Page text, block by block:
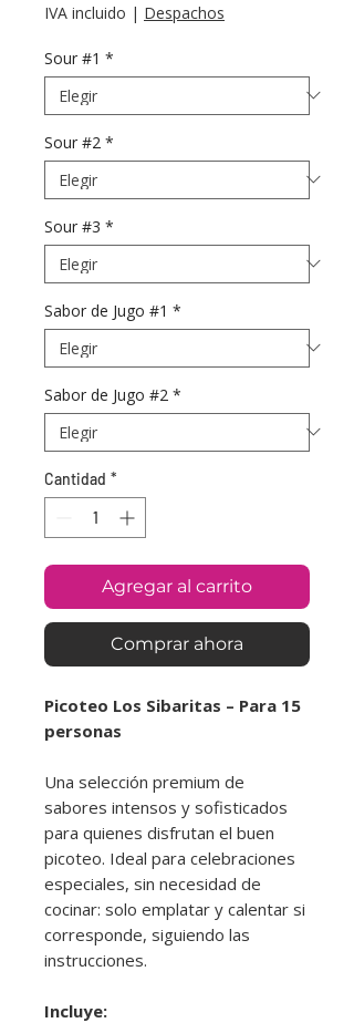
IVA incluido | Despachos
Sour #1 *
Sour #2 *
Sour #3 *
Sabor de Jugo #1 *
Sabor de Jugo #2 *
Cantidad *
Agregar al carrito
Comprar ahora
Picoteo Los Sibaritas – Para 15
personas
Una selección premium de
sabores intensos y sofisticados
para quienes disfrutan el buen
picoteo. Ideal para celebraciones
especiales, sin necesidad de
cocinar: solo emplatar y calentar si
corresponde, siguiendo las
instrucciones.
Incluye: